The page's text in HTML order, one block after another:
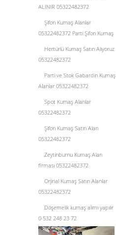
ALINIR 05322482372
Şifon Kumaş Alanlar
05322482372 Parti Şifon Kumaş
Hertürlü Kumaş Satın Alıyoruz
05322482372
Parti ve Stok Gabardin Kumaş
Alanlar 05322482372
Spot Kumaş Alanlar
05322482372
Şifon Kumaş Satın Alan
05322482372
Zeytinburnu Kumaş Alan
firması 05322482372
Orjinal Kumaş Satın Alanlar
05322482372
Döşemelik kumaş alımı yapılır
0 532 248 23 72